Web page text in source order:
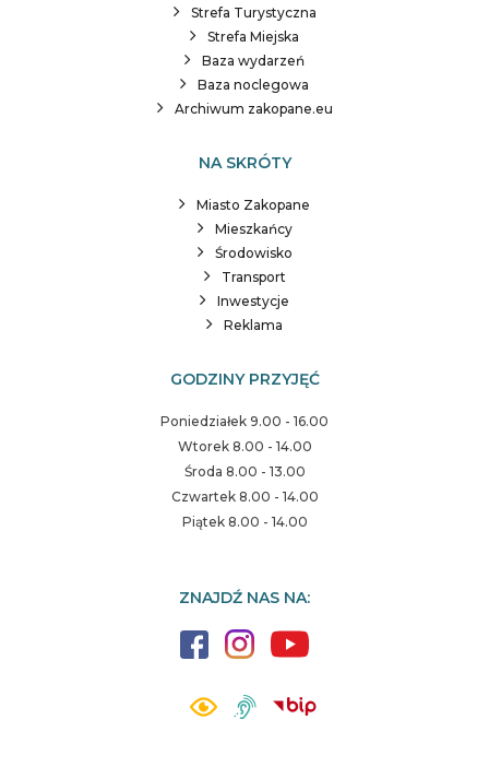
Strefa Turystyczna
Strefa Miejska
Baza wydarzeń
Baza noclegowa
Archiwum zakopane.eu
NA SKRÓTY
Miasto Zakopane
Mieszkańcy
Środowisko
Transport
Inwestycje
Reklama
GODZINY PRZYJĘĆ
Poniedziałek 9.00 - 16.00
Wtorek 8.00 - 14.00
Środa 8.00 - 13.00
Czwartek 8.00 - 14.00
Piątek 8.00 - 14.00
ZNAJDŹ NAS NA: